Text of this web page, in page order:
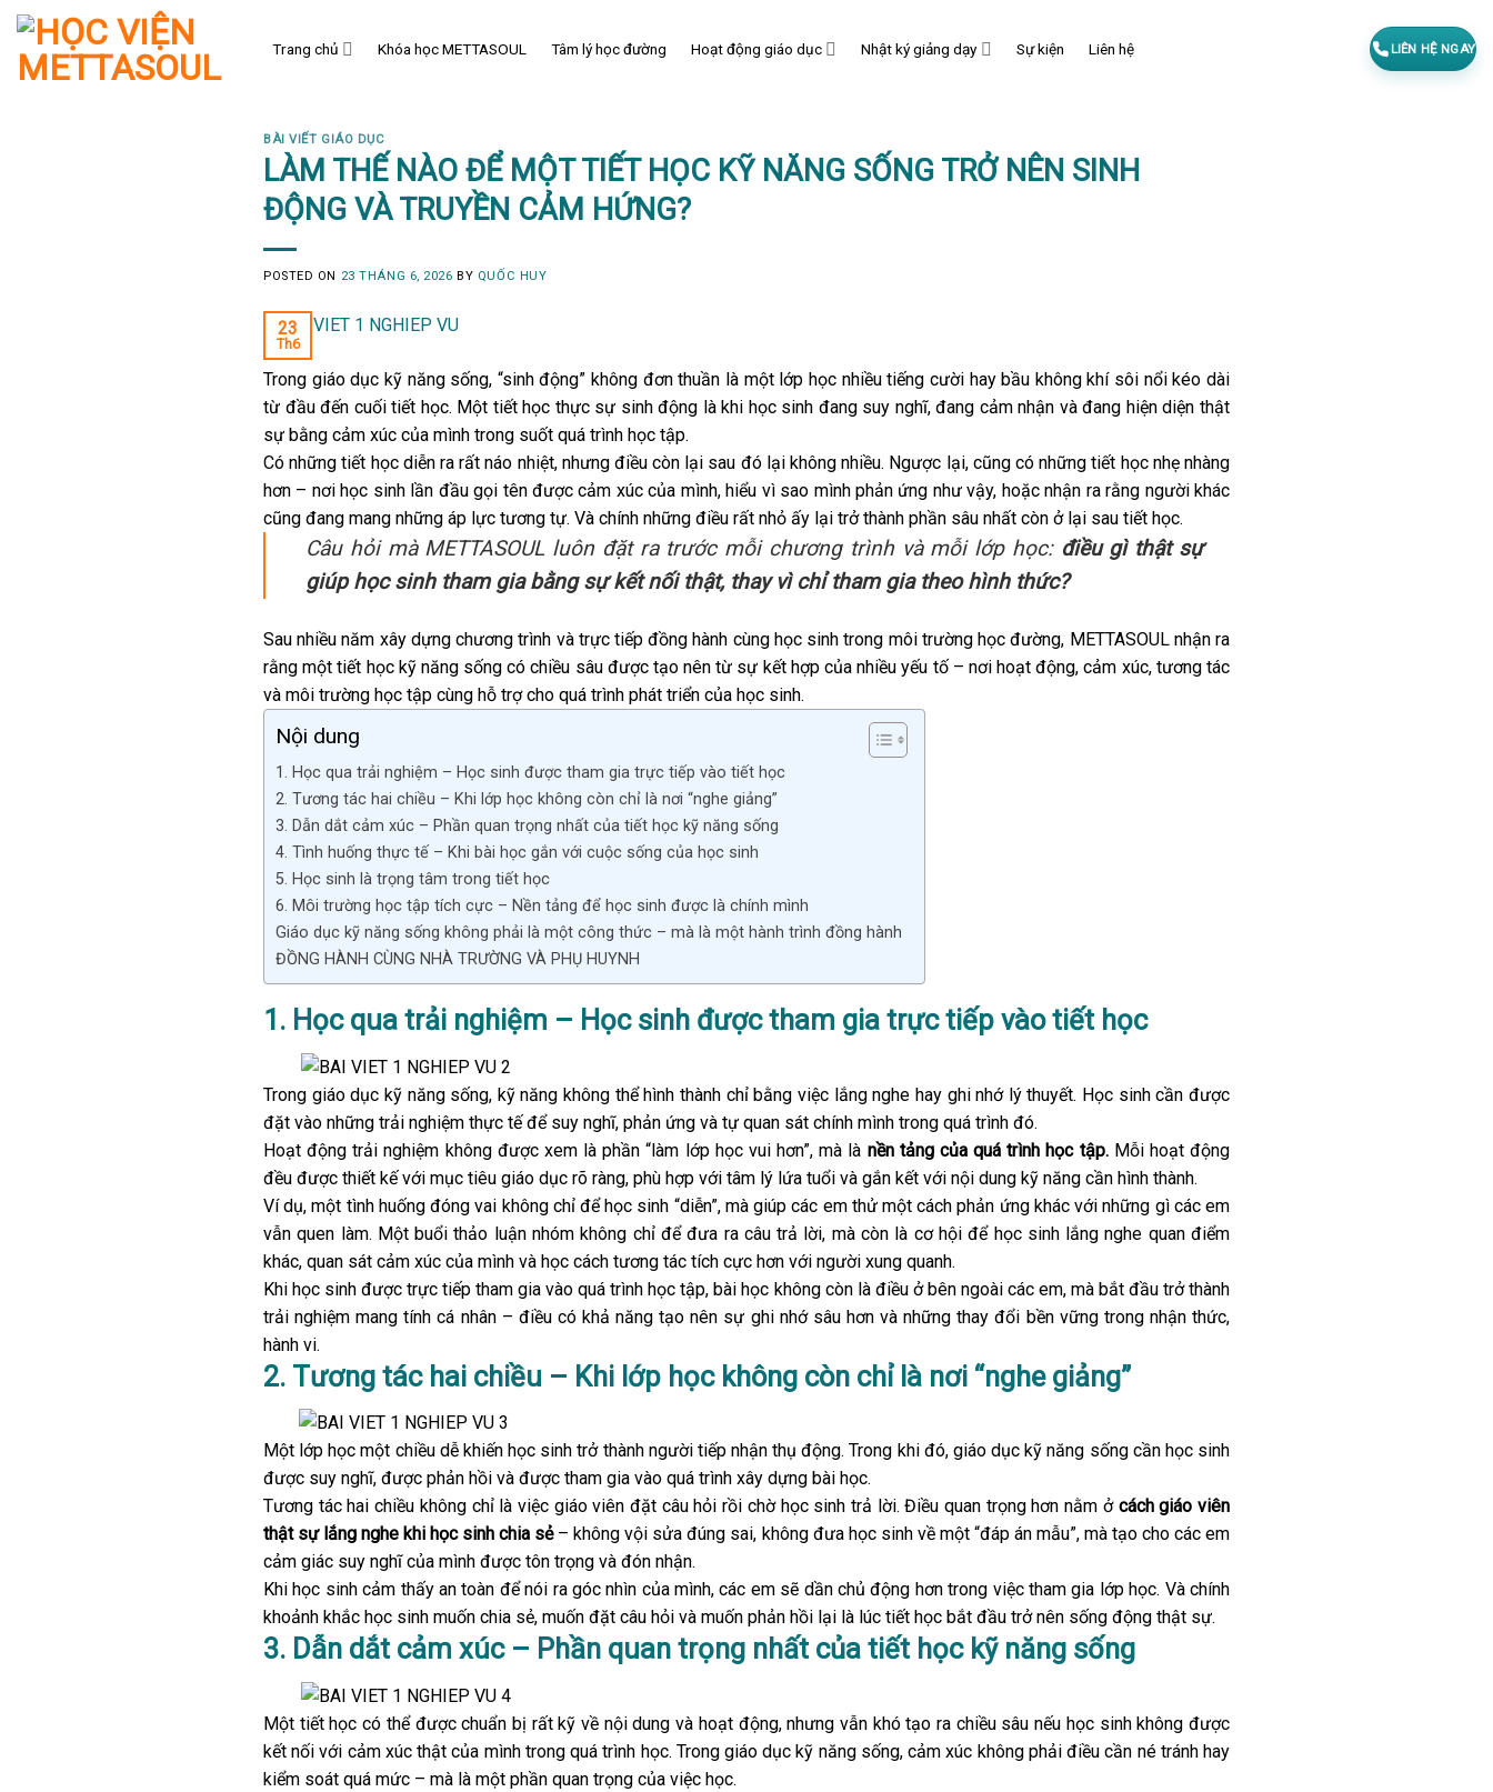
Skip
content
Trang chủ Khóa học METTASOUL Tâm lý học đường Hoạt động giáo dục Nhật ký giảng dạy Sự kiện Liên hệ LIÊN HỆ NGAY
BÀI VIẾT GIÁO DỤC
LÀM THẾ NÀO ĐỂ MỘT TIẾT HỌC KỸ NĂNG SỐNG TRỞ NÊN SINH
ĐỘNG VÀ TRUYỀN CẢM HỨNG?
POSTED ON 23 THÁNG 6, 2026 BY QUỐC HUY
23
Th6
Trong giáo dục kỹ năng sống, “sinh động” không đơn thuần là một lớp học nhiều tiếng cười hay bầu không khí sôi nổi kéo dài
từ đầu đến cuối tiết học. Một tiết học thực sự sinh động là khi học sinh đang suy nghĩ, đang cảm nhận và đang hiện diện thật
sự bằng cảm xúc của mình trong suốt quá trình học tập.
Có những tiết học diễn ra rất náo nhiệt, nhưng điều còn lại sau đó lại không nhiều. Ngược lại, cũng có những tiết học nhẹ nhàng
hơn – nơi học sinh lần đầu gọi tên được cảm xúc của mình, hiểu vì sao mình phản ứng như vậy, hoặc nhận ra rằng người khác
cũng đang mang những áp lực tương tự. Và chính những điều rất nhỏ ấy lại trở thành phần sâu nhất còn ở lại sau tiết học.
Câu hỏi mà METTASOUL luôn đặt ra trước mỗi chương trình và mỗi lớp học: điều gì thật sự
giúp học sinh tham gia bằng sự kết nối thật, thay vì chỉ tham gia theo hình thức?
Sau nhiều năm xây dựng chương trình và trực tiếp đồng hành cùng học sinh trong môi trường học đường, METTASOUL nhận ra
rằng một tiết học kỹ năng sống có chiều sâu được tạo nên từ sự kết hợp của nhiều yếu tố – nơi hoạt động, cảm xúc, tương tác
và môi trường học tập cùng hỗ trợ cho quá trình phát triển của học sinh.
Nội dung
1. Học qua trải nghiệm – Học sinh được tham gia trực tiếp vào tiết học
2. Tương tác hai chiều – Khi lớp học không còn chỉ là nơi “nghe giảng”
3. Dẫn dắt cảm xúc – Phần quan trọng nhất của tiết học kỹ năng sống
4. Tình huống thực tế – Khi bài học gắn với cuộc sống của học sinh
5. Học sinh là trọng tâm trong tiết học
6. Môi trường học tập tích cực – Nền tảng để học sinh được là chính mình
Giáo dục kỹ năng sống không phải là một công thức – mà là một hành trình đồng hành
ĐỒNG HÀNH CÙNG NHÀ TRƯỜNG VÀ PHỤ HUYNH
1. Học qua trải nghiệm – Học sinh được tham gia trực tiếp vào tiết học
Trong giáo dục kỹ năng sống, kỹ năng không thể hình thành chỉ bằng việc lắng nghe hay ghi nhớ lý thuyết. Học sinh cần được
đặt vào những trải nghiệm thực tế để suy nghĩ, phản ứng và tự quan sát chính mình trong quá trình đó.
Hoạt động trải nghiệm không được xem là phần “làm lớp học vui hơn”, mà là nền tảng của quá trình học tập.Mỗi hoạt động
đều được thiết kế với mục tiêu giáo dục rõ ràng, phù hợp với tâm lý lứa tuổi và gắn kết với nội dung kỹ năng cần hình thành.
Ví dụ, một tình huống đóng vai không chỉ để học sinh “diễn”, mà giúp các em thử một cách phản ứng khác với những gì các em
vẫn quen làm. Một buổi thảo luận nhóm không chỉ để đưa ra câu trả lời, mà còn là cơ hội để học sinh lắng nghe quan điểm
khác, quan sát cảm xúc của mình và học cách tương tác tích cực hơn với người xung quanh.
Khi học sinh được trực tiếp tham gia vào quá trình học tập, bài học không còn là điều ở bên ngoài các em, mà bắt đầu trở thành
trải nghiệm mang tính cá nhân – điều có khả năng tạo nên sự ghi nhớ sâu hơn và những thay đổi bền vững trong nhận thức,
hành vi.
2. Tương tác hai chiều – Khi lớp học không còn chỉ là nơi “nghe giảng”
Một lớp học một chiều dễ khiến học sinh trở thành người tiếp nhận thụ động. Trong khi đó, giáo dục kỹ năng sống cần học sinh
được suy nghĩ, được phản hồi và được tham gia vào quá trình xây dựng bài học.
Tương tác hai chiều không chỉ là việc giáo viên đặt câu hỏi rồi chờ học sinh trả lời. Điều quan trọng hơn nằm ở cách giáo viên
thật sự lắng nghe khi học sinh chia sẻ– không vội sửa đúng sai, không đưa học sinh về một “đáp án mẫu”, mà tạo cho các em
cảm giác suy nghĩ của mình được tôn trọng và đón nhận.
Khi học sinh cảm thấy an toàn để nói ra góc nhìn của mình, các em sẽ dần chủ động hơn trong việc tham gia lớp học. Và chính
khoảnh khắc học sinh muốn chia sẻ, muốn đặt câu hỏi và muốn phản hồi lại là lúc tiết học bắt đầu trở nên sống động thật sự.
3. Dẫn dắt cảm xúc – Phần quan trọng nhất của tiết học kỹ năng sống
Một tiết học có thể được chuẩn bị rất kỹ về nội dung và hoạt động, nhưng vẫn khó tạo ra chiều sâu nếu học sinh không được
kết nối với cảm xúc thật của mình trong quá trình học. Trong giáo dục kỹ năng sống, cảm xúc không phải điều cần né tránh hay
kiểm soát quá mức – mà là một phần quan trọng của việc học.